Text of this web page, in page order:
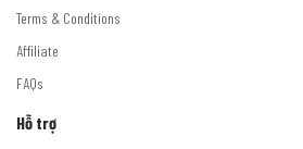
Terms & Conditions
Affiliate
FAQs
Hỗ trợ